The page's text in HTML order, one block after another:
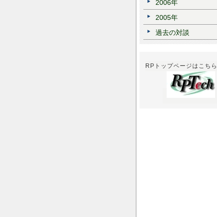
2006年
2005年
過去の対談
RPトップページはこち